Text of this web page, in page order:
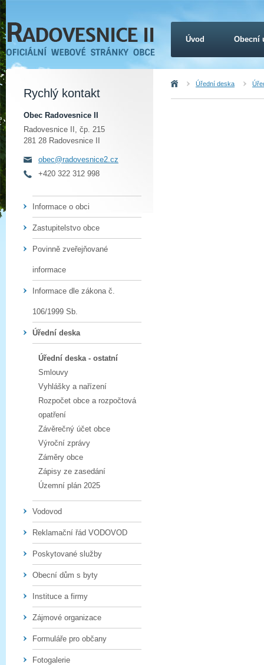
Úvod Úřední deska
Rychlý kontakt
Obec Radovesnice II
Radovesnice II, čp. 215
281 28 Radovesnice II
obec@radovesnice2.cz
+420 322 312 998
Informace o obci
Zastupitelstvo obce
Povinně zveřejňované
informace
Informace dle zákona č.
106/1999 Sb.
Úřední deska
Úřední deska - ostatní
Smlouvy
Vyhlášky a nařízení
Rozpočet obce a rozpočtová
opatření
Závěrečný účet obce
Výroční zprávy
Záměry obce
Zápisy ze zasedání
Územní plán 2025
Vodovod
Reklamační řád VODOVOD
Poskytované služby
Obecní dům s byty
Instituce a firmy
Zájmové organizace
Formuláře pro občany
Fotogalerie
Úvod Obecní